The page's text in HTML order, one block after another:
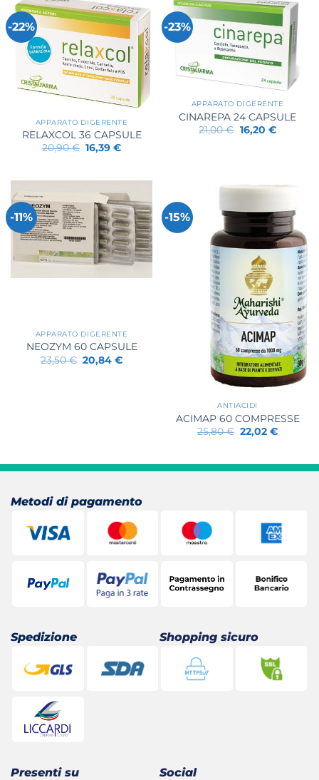
-22%
APPARATO DIGERENTE
RELAXCOL 36 CAPSULE
20,90€ Il
prezzo
20,90 €.
16,39€Il
16,39 €.
-23%
APPARATO DIGERENTE
CINAREPA 24 CAPSULE
21,00€ Il
prezzo
16,20 €Il
-11%
APPARATO DIGERENTE
NEOZYM 60 CAPSULE
23,50€ Il
prezzo
20,84€Il
-15%
ANTIACIDI
ACIMAP 60 COMPRESSE
25,80€ Il
prezzo
25,80 €.
22,02€Il
22,02 €.
Metodi di pagamento
Spedizione Shopping sicuro
Presenti su Social